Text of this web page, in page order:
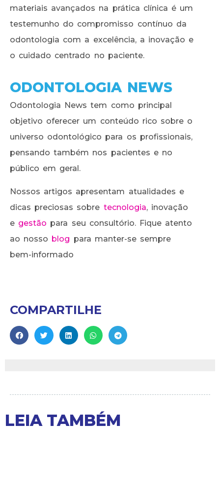
materiais avançados na prática clínica é um
testemunho do compromisso contínuo da
odontologia com a excelência, a inovação e
o cuidado centrado no paciente.
ODONTOLOGIA NEWS
Odontologia News tem como principal
objetivo oferecer um conteúdo rico sobre o
universo odontológico para os profissionais,
pensando também nos pacientes e no
público em geral.
Nossos artigos apresentam atualidades e
dicas preciosas sobre tecnologia, inovação
e gestão para seu consultório. Fique atento
ao nosso blog para manter-se sempre
bem-informado
COMPARTILHE
LEIA TAMBÉM